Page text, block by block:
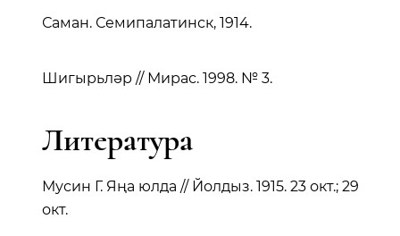
Саман. Семипалатинск, 1914.
Шигырьләр // Мирас. 1998. № 3.
Литература
Мусин Г. Яңа юлда // Йолдыз. 1915. 23 окт.; 29
окт.